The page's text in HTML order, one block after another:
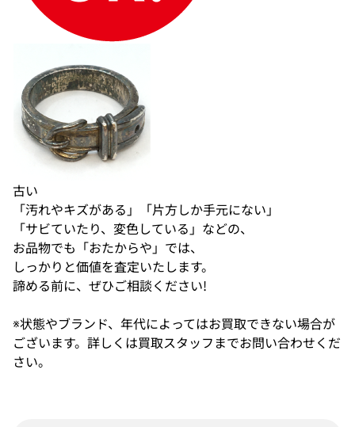
古い
「汚れやキズがある」「片方しか手元にない」
「サビていたり、変色している」などの、
お品物でも「おたからや」では、
しっかりと価値を査定いたします。
諦める前に、ぜひご相談ください!
※状態やブランド、年代によってはお買取できない場合が
ございます。詳しくは買取スタッフまでお問い合わせくだ
さい。